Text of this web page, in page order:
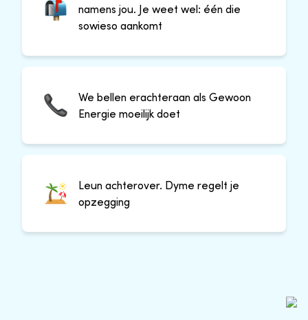
namens jou. Je weet wel: één die
sowieso aankomt
We bellen erachteraan als Gewoon
Energie moeilijk doet
Leun achterover. Dyme regelt je
opzegging